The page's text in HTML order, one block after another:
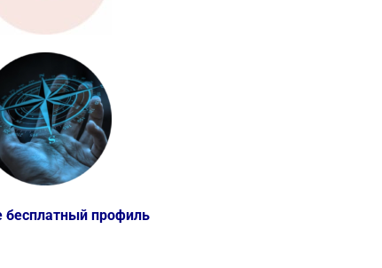
бесплатный профиль